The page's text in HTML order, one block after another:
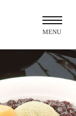
MENU